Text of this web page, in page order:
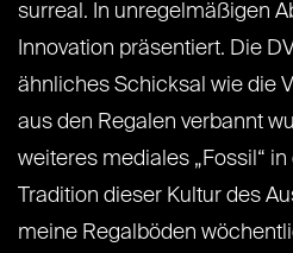
surreal. In unregelmäßigen
Innovation präsentiert. Die
ähnliches Schicksal wie die
aus den Regalen verbannt
weiteres mediales „Fossil“
Tradition dieser Kultur des
meine Regalböden